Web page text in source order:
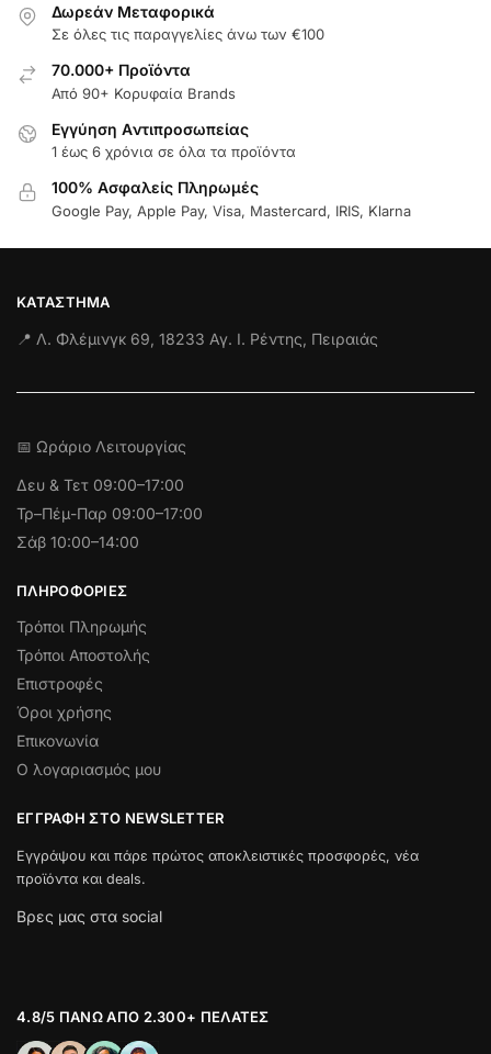
Δωρεάν Μεταφορικά
Σε όλες τις παραγγελίες άνω των €100
70.000+ Προϊόντα
Από 90+ Κορυφαία Brands
Εγγύηση Aντιπροσωπείας
1 έως 6 χρόνια σε όλα τα προϊόντα
100% Ασφαλείς Πληρωμές
Google Pay, Apple Pay, Visa, Mastercard, IRIS, Klarna
ΚΑΤΆΣΤΗΜΑ
📍 Λ. Φλέμινγκ 69, 18233 Αγ. Ι. Ρέντης, Πειραιάς
📅 Ωράριο Λειτουργίας
Δευ & Τετ 09:00–17:00
Τρ–Πέμ-Παρ 09:00–17:00
Σάβ 10:00–14:00
ΠΛΗΡΟΦΟΡΊΕΣ
Τρόποι Πληρωμής
Τρόποι Αποστολής
Επιστροφές
Όροι χρήσης
Επικονωνία
Ο λογαριασμός μου
ΕΓΓΡΑΦΉ ΣΤΟ NEWSLETTER
Εγγράψου και πάρε πρώτος αποκλειστικές προσφορές, νέα
προϊόντα και deals.
Βρες μας στα social
4.8/5 ΠΆΝΩ ΑΠΌ 2.300+ ΠΕΛΆΤΕΣ